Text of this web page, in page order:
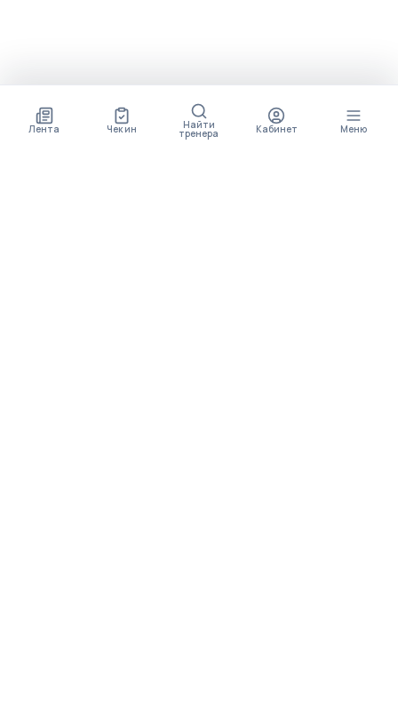
Лента Чек ин Найти
тренера Кабинет Меню